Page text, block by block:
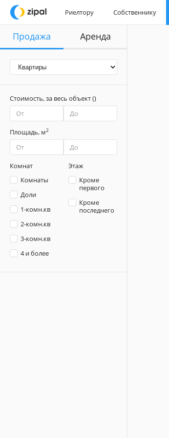
Риелтору Собственнику
Риелтору Собственнику
Продажа Аренда
Стоимость,за весь объект()
Площадь, м2
Комнат
Комнаты
Доли
1-комн.кв
2-комн.кв
3-комн.кв
4 и более
Этаж
Кроме
первого
Кроме
последнего